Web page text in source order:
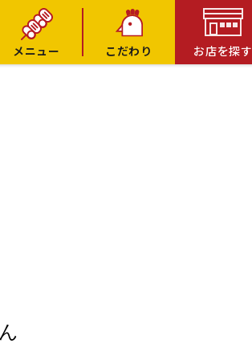
メニュー こだわり お店を探す